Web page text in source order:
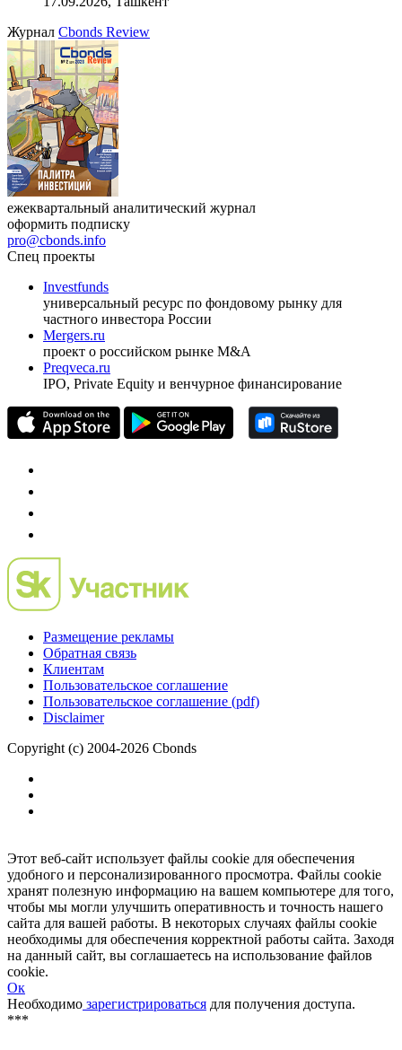
VIII международная конференция «Рынок капитала
Республики Узбекистан»
17.09.2026, Ташкент
ЖурналCbonds Review
оформить подписку
pro@cbonds.info
Спец проекты
Investfunds
универсальный ресурс по фондовому рынку для
частного инвестора России
проект о российском рынке M&A
Preqveca.ru
Размещение рекламы
Обратная связь
Пользовательское соглашение
Copyright (c) 2004-2026 Cbonds
Этот веб-сайт использует файлы cookie для обеспечения
удобного и персонализированного просмотра. Файлы cookie
хранят полезную информацию на вашем компьютере для того,
чтобы мы могли улучшить оперативность и точность нашего
сайта для вашей работы. В некоторых случаях файлы cookie
необходимы для обеспечения корректной работы сайта. Заходя
на данный сайт, вы соглашаетесь на использование файлов